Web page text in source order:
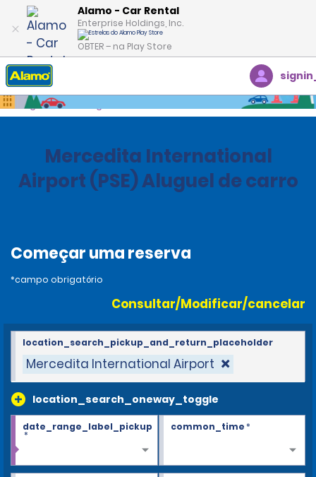
Alamo - Car Rental
Enterprise Holdings, Inc.
OBTER – na Play Store
Página inicial Puerto Rico
Mercedita International
Airport (PSE) Aluguel de carro
Começar uma reserva
*campo obrigatório
Consultar/Modificar/cancelar
Mercedita International Airport
location_search_oneway_toggle
location_search_pickup_and_return_placeholder
date_range_label_pickup
*
common_time*